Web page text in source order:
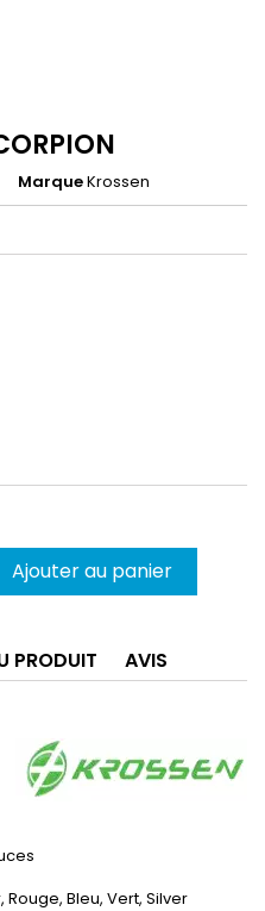
MarqueKrossen
Ajouter au panier
PRODUIT AVIS
Bleu, Vert, Silver